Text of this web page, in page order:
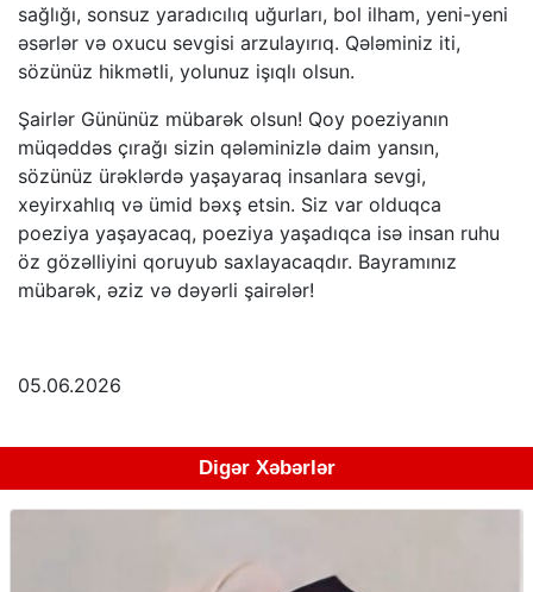
sağlığı, sonsuz yaradıcılıq uğurları, bol ilham, yeni-yeni
əsərlər və oxucu sevgisi arzulayırıq. Qələminiz iti,
sözünüz hikmətli, yolunuz işıqlı olsun.
Şairlər Gününüz mübarək olsun! Qoy poeziyanın
müqəddəs çırağı sizin qələminizlə daim yansın,
sözünüz ürəklərdə yaşayaraq insanlara sevgi,
xeyirxahlıq və ümid bəxş etsin. Siz var olduqca
poeziya yaşayacaq, poeziya yaşadıqca isə insan ruhu
öz gözəlliyini qoruyub saxlayacaqdır. Bayramınız
mübarək, əziz və dəyərli şairələr!
05.06.2026
Digər Xəbərlər